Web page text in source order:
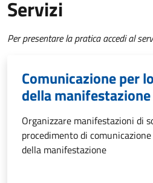
Servizi
Per presentare la pratica accedi al
Comunicazione per
della manifestazione
Organizzare manifestazioni di
procedimento di
della manifestazione